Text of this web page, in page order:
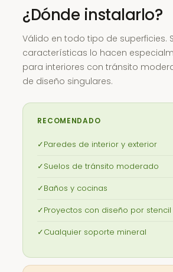
¿Dónde instalarlo?
Válido en todo tipo de superficies.
características lo hacen
para interiores con tránsito
de diseño singulares.
RECOMENDADO
✓Paredes de interior y exterior
✓Suelos de tránsito moderado
✓Baños y cocinas
✓Proyectos con diseño por stencil
✓Cualquier soporte mineral